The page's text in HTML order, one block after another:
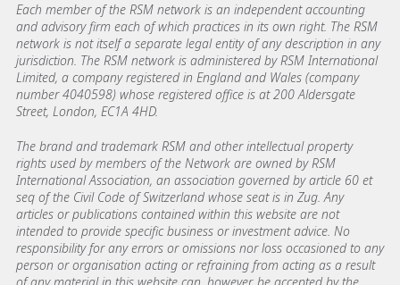
Each member of the RSM network is an independent accounting
and advisory firm each of which practices in its own right. The RSM
network is not itself a separate legal entity of any description in any
jurisdiction. The RSM network is administered by RSM International
Limited, a company registered in England and Wales (company
number 4040598) whose registered office is at 200 Aldersgate
Street, London, EC1A 4HD.
The brand and trademark RSM and other intellectual property
rights used by members of the Network are owned by RSM
International Association, an association governed by article 60 et
seq of the Civil Code of Switzerland whose seat is in Zug. Any
articles or publications contained within this website are not
intended to provide specific business or investment advice. No
responsibility for any errors or omissions nor loss occasioned to any
person or organisation acting or refraining from acting as a result